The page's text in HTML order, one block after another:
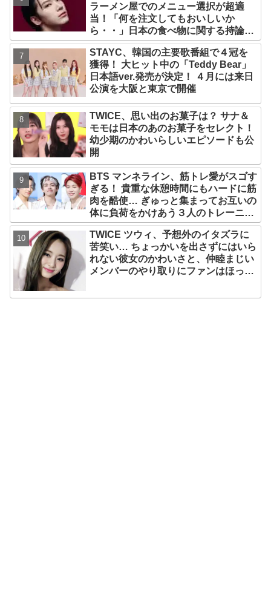
ラーメン屋でのメニュー選択が超適
当！「何を注文してもおいしいか
ら・・」日本の食べ物に関する持論を
明かす
STAYC、韓国の主要歌番組で４冠を
獲得！ 大ヒット中の「Teddy Bear」
日本語ver.発売が決定！ ４月には来日
公演を大阪と東京で開催
TWICE、思い出のお菓子は？ サナ＆
モモは日本のあのお菓子をセレクト！
幼少期のかわいらしいエピソードも公
開
BTS マンネライン、筋トレ愛がスゴす
ぎる！ 貴重な休憩時間にもハードに筋
肉を酷使… ぎゅっと集まってお互いの
体に負荷をかけあう３人のトレーニン
グ風景がかわいすぎるとファンくぎづ
け
TWICE ツウィ、予想外のイタズラに
苦笑い… ちょっかいを出さずにはいら
れない彼女のかわいさと、仲睦まじい
メンバーのやり取りにファンはほっこ